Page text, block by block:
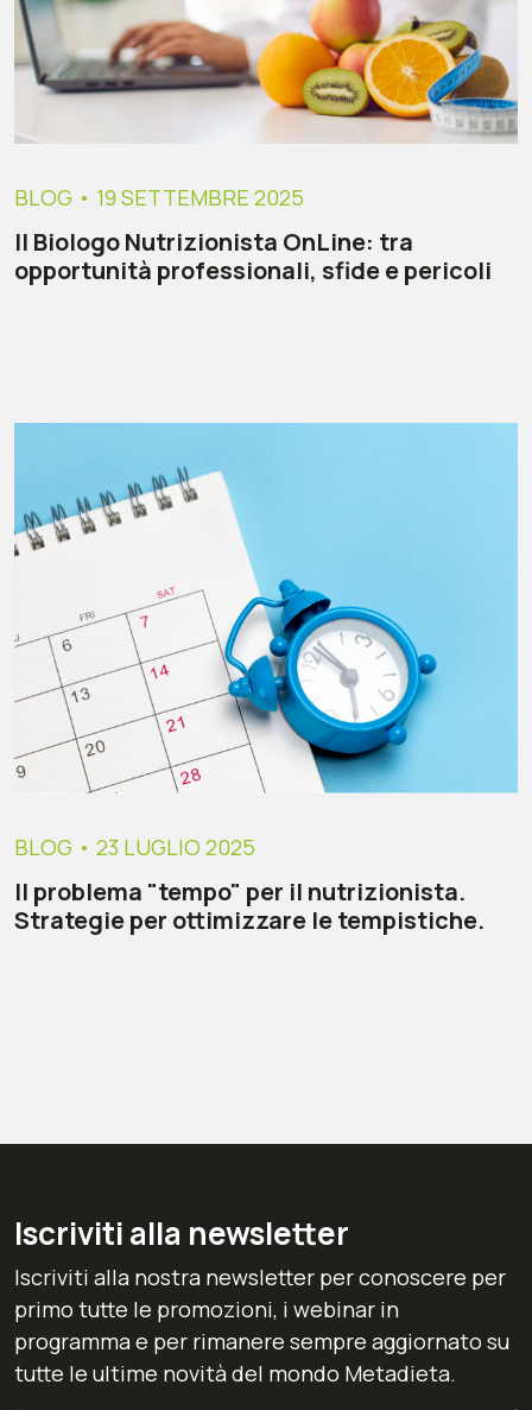
BLOG • 19 SETTEMBRE 2025
Il Biologo Nutrizionista OnLine: tra
opportunità professionali, sfide e pericoli
BLOG • 23 LUGLIO 2025
Il problema "tempo" per il nutrizionista.
Strategie per ottimizzare le tempistiche.
Iscriviti alla newsletter
Iscriviti alla nostra newsletter per conoscere per
primo tutte le promozioni, i webinar in
programma e per rimanere sempre aggiornato su
tutte le ultime novità del mondo Metadieta.